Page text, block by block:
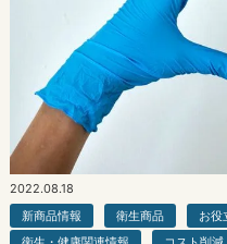
2022.08.18
新商品情報
衛生商品 お役